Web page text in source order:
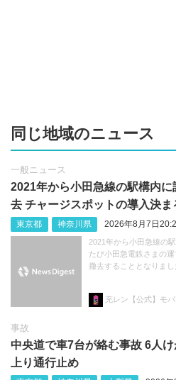
同じ地域のニュース
一般ニュース
2021年から小田急線の駅構内
去 チャージスポットの導入決ま
東京都 神奈川県 2026年8月7日
2021年から小田急線の
たび小田急電鉄さまの
撤去することとなりまし
事故
中央道で車7台が絡む事故 6人
上り通行止め